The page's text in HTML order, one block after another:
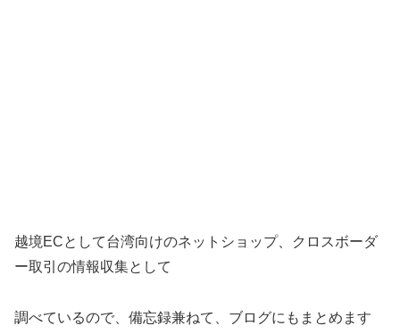
越境ECとして台湾向けのネットショップ、クロスボーダ
ー取引の情報収集として
調べているので、備忘録兼ねて、ブログにもまとめます